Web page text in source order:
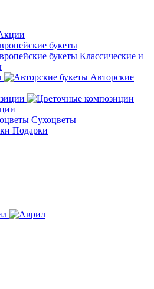
Классические и
Авторские
Сухоцветы
Подарки